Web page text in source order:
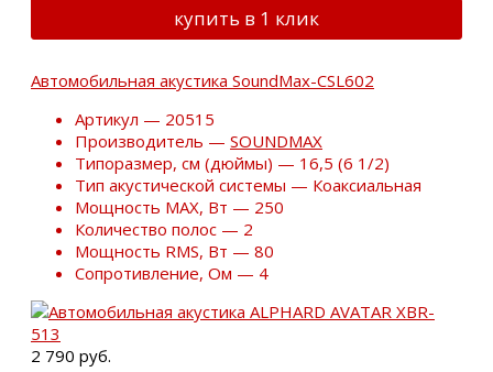
купить в 1 клик
Автомобильная акустика SoundMax-CSL602
Артикул — 20515
Производитель — SOUNDMAX
Типоразмер, см (дюймы) — 16,5 (6 1/2)
Тип акустической системы — Коаксиальная
Мощность MAX, Вт — 250
Количество полос — 2
Мощность RMS, Вт — 80
Сопротивление, Ом — 4
2 790 руб.